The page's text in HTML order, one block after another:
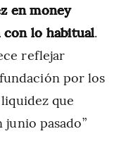
en money
con lo habitual.
reflejar
por los
que
junio pasado”